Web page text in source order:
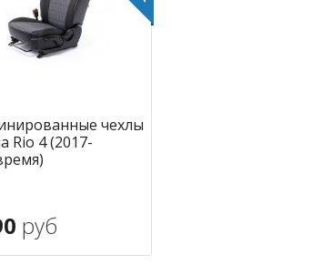
чехлы
Rio 4 (2017-
руб